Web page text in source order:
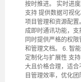
按时推进。 实时进
支持 提供数据可视
项目管理和资源配
成即时通讯功能，
同时提供严格的权
和管理文档。 6. 智
定制化与扩展性 支
大且价格合理，适
目管理效率，优化团